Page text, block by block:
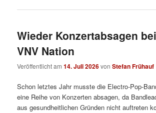
Wieder Konzertabsagen bei
VNV Nation
Veröffentlicht am14. Juli 2026vonStefan Frühauf
Schon letztes Jahr musste die Electro-Pop-
eine Reihe von Konzerten absagen, da
aus gesundheitlichen Gründen nicht auftreten